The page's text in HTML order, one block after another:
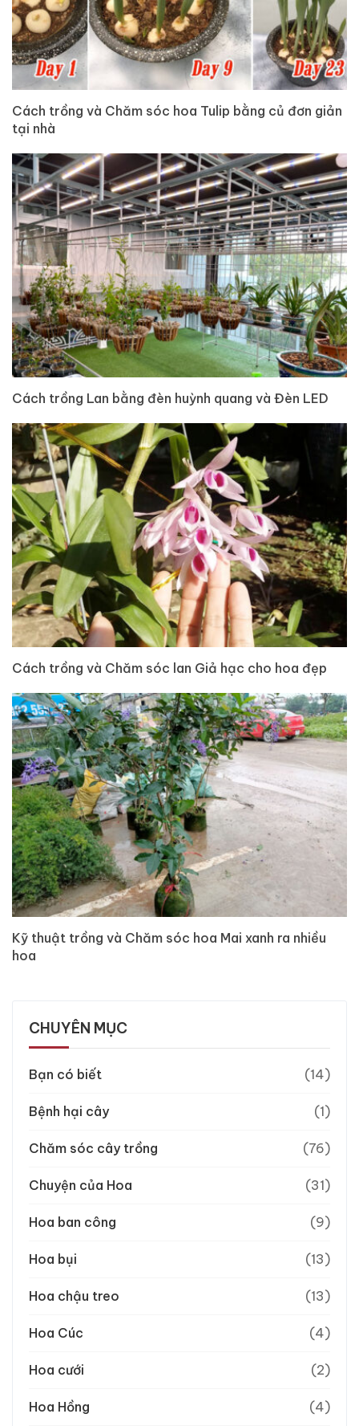
Cách trồng và Chăm sóc hoa Tulip bằng củ đơn giản
tại nhà
Cách trồng Lan bằng đèn huỳnh quang và Đèn LED
Cách trồng và Chăm sóc lan Giả hạc cho hoa đẹp
Kỹ thuật trồng và Chăm sóc hoa Mai xanh ra nhiều
hoa
CHUYÊN MỤC
Bạn có biết (14)
Bệnh hại cây (1)
Chăm sóc cây trồng (76)
Chuyện của Hoa (31)
Hoa ban công (9)
Hoa bụi (13)
Hoa chậu treo (13)
Hoa Cúc (4)
Hoa cưới (2)
Hoa Hồng (4)